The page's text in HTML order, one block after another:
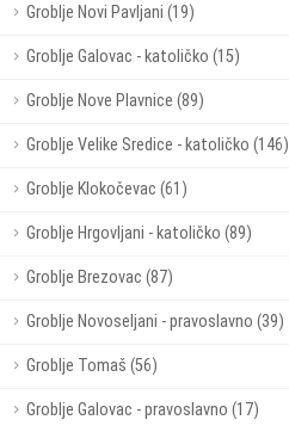
Groblje Novi Pavljani (19)
Groblje Galovac - katoličko (15)
Groblje Nove Plavnice (89)
Groblje Velike Sredice - katoličko (146)
Groblje Klokočevac (61)
Groblje Hrgovljani - katoličko (89)
Groblje Brezovac (87)
Groblje Novoseljani - pravoslavno (39)
Groblje Tomaš (56)
Groblje Galovac - pravoslavno (17)